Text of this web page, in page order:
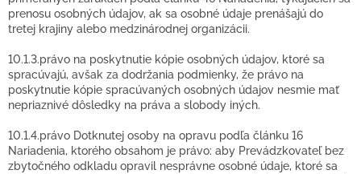
prenosu osobných údajov, ak sa osobné údaje prenášajú do
tretej krajiny alebo medzinárodnej organizácii.
10.1.3.právo na poskytnutie kópie osobných údajov, ktoré sa
spracúvajú, avšak za dodržania podmienky, že právo na
poskytnutie kópie spracúvaných osobných údajov nesmie mať
nepriaznivé dôsledky na práva a slobody iných.
10.1.4.právo Dotknutej osoby na opravu podľa článku 16
Nariadenia, ktorého obsahom je právo: aby Prevádzkovateľ bez
zbytočného odkladu opravil nesprávne osobné údaje, ktoré sa